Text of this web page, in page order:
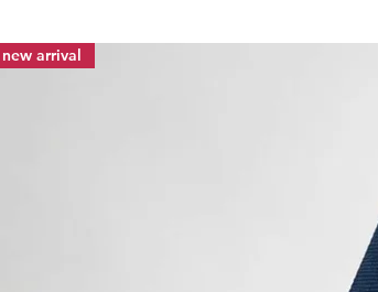
new arrival